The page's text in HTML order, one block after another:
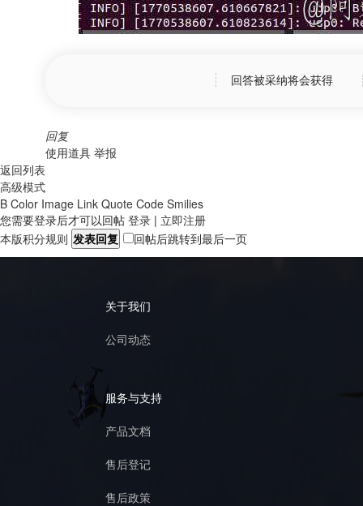
回答被采纳将会获得
回复
使用道具 举报
返回列表
高级模式
B Color Image Link Quote Code Smilies
您需要登录后才可以回帖 登录 | 立即注册
本版积分规则 发表回复 回帖后跳转到最后一页
关于我们
公司动态
服务与支持
产品文档
售后登记
售后政策